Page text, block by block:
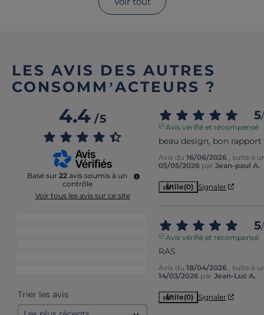
LES AVIS DES AUTRES
CONSOMM’ACTEURS ?
4.4/5
Basé sur 22 avis soumis à un
contrôle
Voir tous les avis sur ce site
14
5
2
0
Trier les avis
5/
Avis vérifié et récompensé
beau design, bon
Avis du 16/06/2026
, suite à
05/05/2026 par Jean-paul A.
Utile(0) Signaler
5/
Avis vérifié et récompensé
RAS
Avis du 18/04/2026
, suite à
14/03/2026 par Jean-Luc A.
Utile(0) Signaler